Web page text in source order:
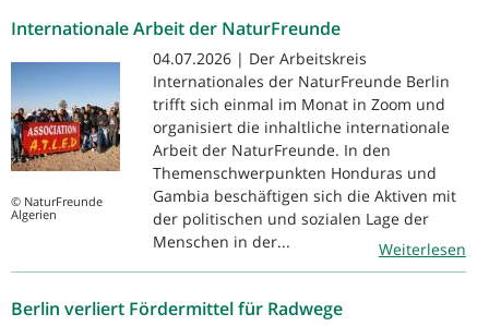
Internationale Arbeit der NaturFreunde
© NaturFreunde
Algerien
04.07.2026 | Der Arbeitskreis
Internationales der NaturFreunde Berlin
trifft sich einmal im Monat in Zoom und
organisiert die inhaltliche internationale
Arbeit der NaturFreunde. In den
Themenschwerpunkten Honduras und
Gambia beschäftigen sich die Aktiven mit
der politischen und sozialen Lage der
Menschen in der...
Weiterlesen
Berlin verliert Fördermittel für Radwege